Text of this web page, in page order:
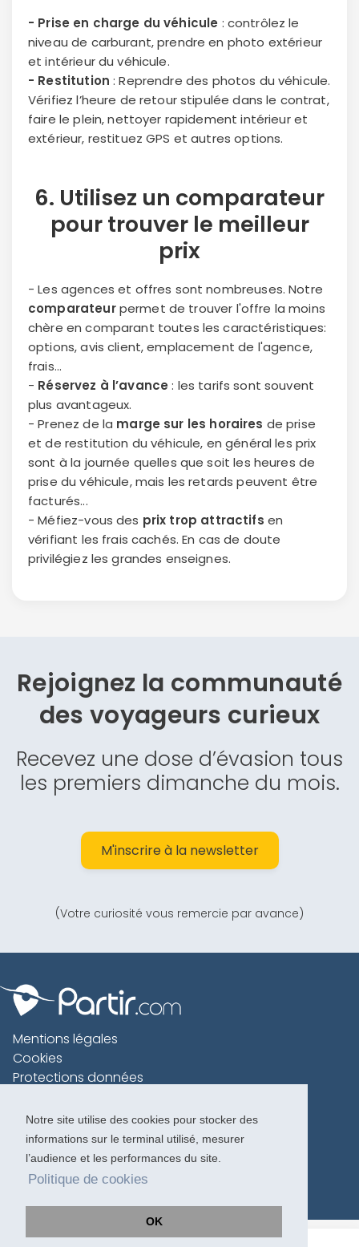
Notre site utilise des cookies pour stocker des
informations sur le terminal utilisé, mesurer
l’audience et les performances du site.
Politique de cookies
OK
- Prise en charge du véhicule : contrôlez le
niveau de carburant, prendre en photo extérieur
et intérieur du véhicule.
- Restitution : Reprendre des photos du véhicule.
Vérifiez l’heure de retour stipulée dans le contrat,
faire le plein, nettoyer rapidement intérieur et
extérieur, restituez GPS et autres options.
6. Utilisez un comparateur
pour trouver le meilleur
prix
- Les agences et offres sont nombreuses. Notre
comparateurpermet de trouver l'offre la moins
chère en comparant toutes les caractéristiques:
options, avis client, emplacement de l'agence,
frais...
- Réservez à l’avance : les tarifs sont souvent
plus avantageux.
- Prenez de la marge sur les horaires de prise
et de restitution du véhicule, en général les prix
sont à la journée quelles que soit les heures de
prise du véhicule, mais les retards peuvent être
facturés...
- Méfiez-vous des prix trop attractifs en
vérifiant les frais cachés. En cas de doute
privilégiez les grandes enseignes.
Rejoignez la communauté
desvoyageurs curieux
Recevez une dose d’évasion tous
les premiers dimanche du mois.
M'inscrire à la newsletter
(Votre curiosité vous remercie par avance)
Mentions légales
Cookies
Protections données
Charte voyageur
Copyright 1996-2026